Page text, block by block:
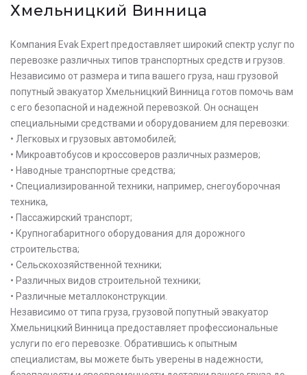
Хмельницкий Винница
Компания Evak Expert предоставляет широкий спектр услуг по
перевозке различных типов транспортных средств и грузов.
Независимо от размера и типа вашего груза, наш грузовой
попутный эвакуатор Хмельницкий Винница готов помочь вам
с его безопасной и надежной перевозкой. Он оснащен
специальными средствами и оборудованием для перевозки:
• Легковых и грузовых автомобилей;
• Микроавтобусов и кроссоверов различных размеров;
• Наводные транспортные средства;
• Специализированной техники, например, снегоуборочная
техника,
• Пассажирский транспорт;
• Крупногабаритного оборудования для дорожного
строительства;
• Сельскохозяйственной техники;
• Различных видов строительной техники;
• Различные металлоконструкции.
Независимо от типа груза, грузовой попутный эвакуатор
Хмельницкий Винница предоставляет профессиональные
услуги по его перевозке. Обратившись к опытным
специалистам, вы можете быть уверены в надежности,